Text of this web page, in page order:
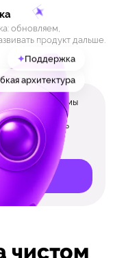
обновляем,
продукт дальше.
архитектура
✦Поддержка
и системы
и развивать
чистом